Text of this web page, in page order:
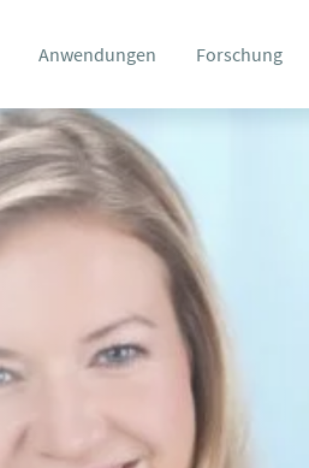
Anwendungen Forschung